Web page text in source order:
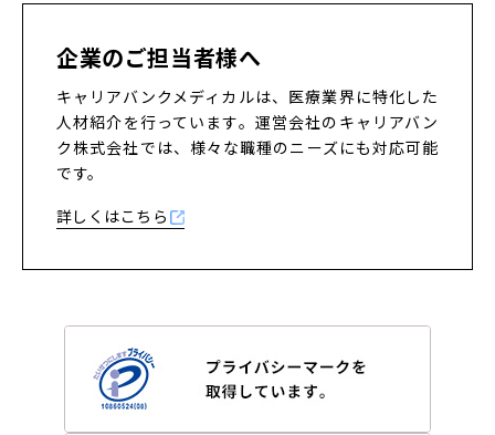
企業のご担当者様へ
キャリアバンクメディカルは、医療業界に特化した
人材紹介を行っています。 運営会社のキャリアバン
ク株式会社では、様々な職種のニーズにも対応可能
です。
詳しくはこちら